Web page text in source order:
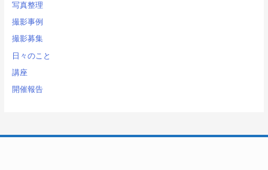
写真整理
撮影事例
撮影募集
日々のこと
講座
開催報告